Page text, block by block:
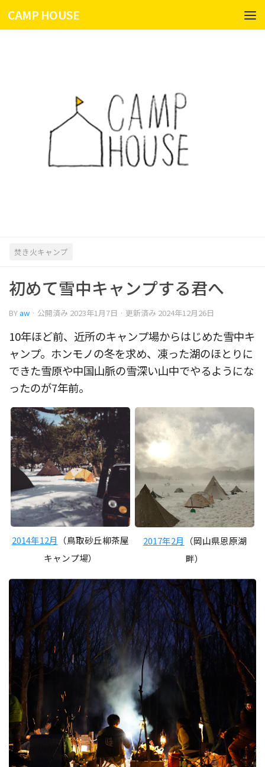
コンテンツへスキップ
CAMP HOUSE
焚き火キャンプ
初めて雪中キャンプする君へ
BY aw · 公開済み 2023年1月7日 · 更新済み 2024年12月26日
10年ほど前、近所のキャンプ場からはじめた雪中キ
ャンプ。ホンモノの冬を求め、凍った湖のほとりに
できた雪原や中国山脈の雪深い山中でやるようにな
ったのが7年前。
2014年12月
（鳥取砂丘柳茶屋
キャンプ場）
2017年2月
（岡山県恩原湖
畔）